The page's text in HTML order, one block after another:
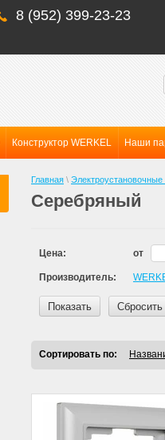
8 (952) 399-23-23
Конструктор WERKEL Наши
Главная \
Серебряный
Цена: от
Производитель:
Показать
Сортировать по: